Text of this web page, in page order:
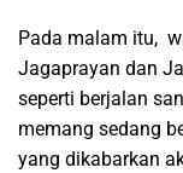
Pada malam itu,
Jagaprayan dan
seperti berjalan
memang sedang
yang dikabarkan